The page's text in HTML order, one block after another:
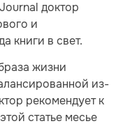
доктор
и
книги в свет.
жизни
из-
рекомендует к
статье месье